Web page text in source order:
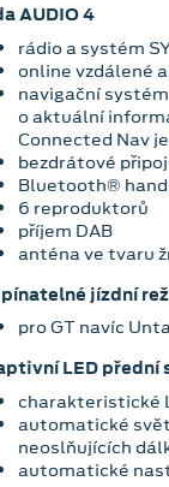
AUDIO 4
rádio a systém
online vzdálené
navigační
o aktuální
Connected Nav
bezdrátové
Bluetooth®
6 reproduktorů
příjem DAB
anténa ve tvaru
jízdní
pro GT navíc
LED přední
charakteristické
automatické
neoslňujících
automatické